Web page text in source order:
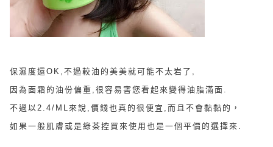
保濕度還OK,不過較油的美美就可能不太岩了,
因為面霜的油份偏重,很容易害您看起來變得油脂滿面.
不過以2.4/ML來說,價錢也真的很便宜,而且不會黏黏的，
如果一般肌膚或是綠茶控買來使用也是一個平價的選擇來.